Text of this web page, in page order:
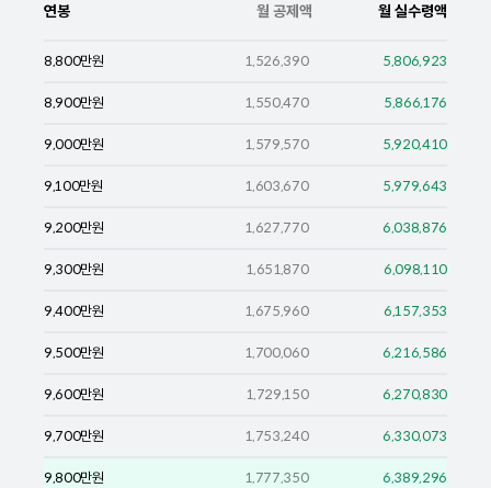
연봉 월 공제액 월 실수령액
8,800만원 1,526,390 5,806,923
8,900만원 1,550,470 5,866,176
9,000만원 1,579,570 5,920,410
9,100만원 1,603,670 5,979,643
9,200만원 1,627,770 6,038,876
9,300만원 1,651,870 6,098,110
9,400만원 1,675,960 6,157,353
9,500만원 1,700,060 6,216,586
9,600만원 1,729,150 6,270,830
9,700만원 1,753,240 6,330,073
9,800만원 1,777,350 6,389,296